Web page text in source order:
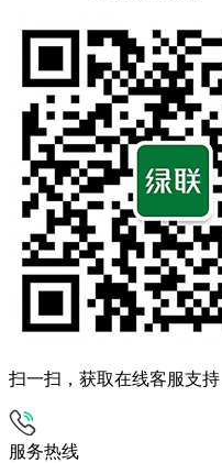
扫一扫，获取在线客服支持
服务热线